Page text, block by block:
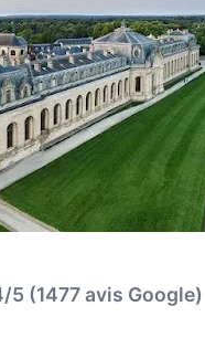
5 (1477 avis Google)